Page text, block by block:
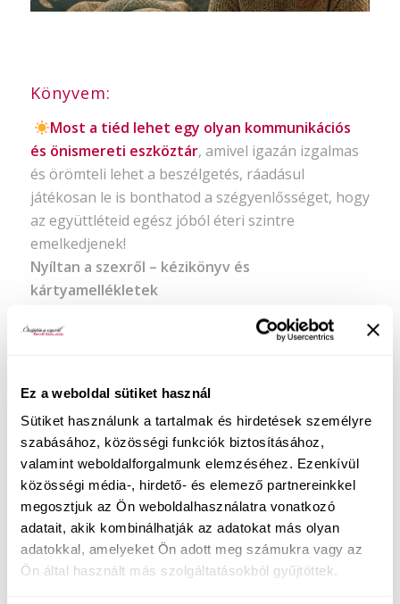
Ez a weboldal sütiket használ
Sütiket használunk a tartalmak és hirdetések személyre
szabásához, közösségi funkciók biztosításához,
valamint weboldalforgalmunk elemzéséhez. Ezenkívül
közösségi média-, hirdető- és elemező partnereinkkel
megosztjuk az Ön weboldalhasználatra vonatkozó
adatait, akik kombinálhatják az adatokat más olyan
adatokkal, amelyeket Ön adott meg számukra vagy az
Ön által használt más szolgáltatásokból gyűjtöttek.
Könyvem:
Most a tiéd lehet egy olyan kommunikációs
és önismereti eszköztár, amivel igazán izgalmas
és örömteli lehet a beszélgetés, ráadásul
játékosan le is bonthatod a szégyenlősséget, hogy
az együttléteid egész jóból éteri szintre
emelkedjenek!
Nyíltan a szexről – kézikönyv és
kártyamellékletek